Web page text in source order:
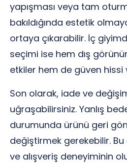
yapışması veya tam
bakıldığında estetik
ortaya çıkarabilir. İç
seçimi ise hem dış
etkiler hem de güven hissi
Son olarak, iade ve
uğraşabilirsiniz. Yanlış
durumunda ürünü geri
değiştirmek gerekebilir.
ve alışveriş deneyiminin